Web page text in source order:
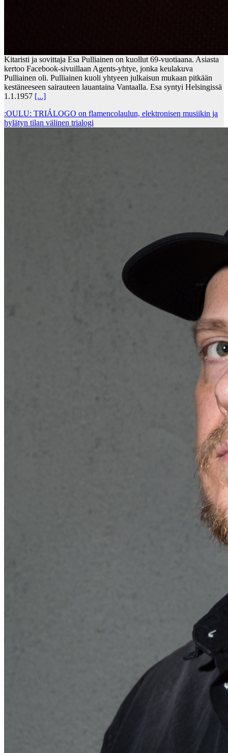
Kitaristi ja sovittaja Esa Pulliainen on kuollut 69-vuotiaana. Asiasta
kertoo Facebook-sivuillaan Agents-yhtye, jonka keulakuva
Pulliainen oli. Pulliainen kuoli yhtyeen julkaisun mukaan pitkään
kestäneeseen sairauteen lauantaina Vantaalla. Esa syntyi Helsingissä
1.1.1957 [...]
:OULU: TRIÁLOGO on flamencolaulun, elektronisen musiikin ja
hylätyn tilan välinen trialogi